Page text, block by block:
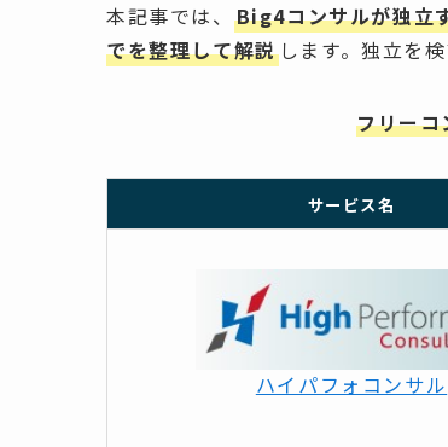
本記事では、 Big4コンサルが独立
でを整理して解説します。独立を
フリー
サービス名
ハイパフォコンサル